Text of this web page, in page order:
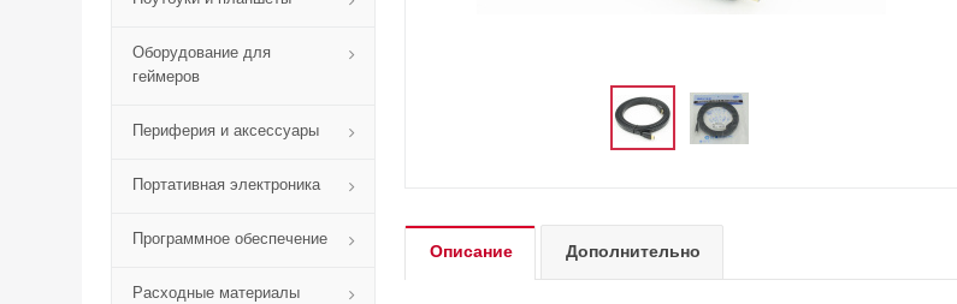
Оборудование для
геймеров
Периферия и аксессуары
Портативная электроника
Программное обеспечение
Расходные материалы
Описание Дополнительно